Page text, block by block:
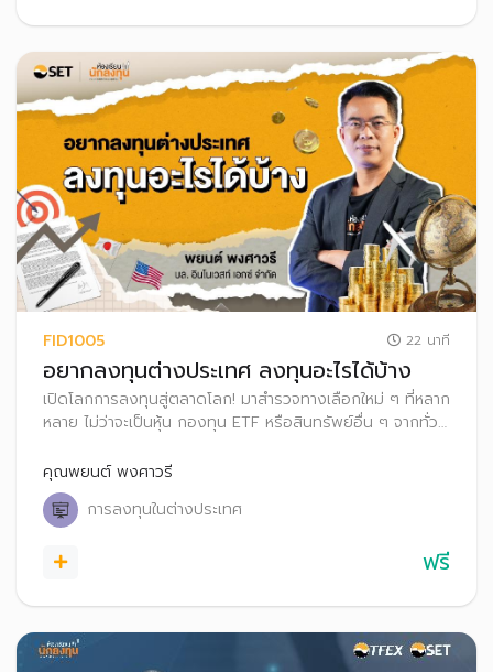
FID1005 22 นาที
อยากลงทุนต่างประเทศ ลงทุนอะไรได้บ้าง
เปิดโลกการลงทุนสู่ตลาดโลก! มาสำรวจทางเลือกใหม่ ๆ ที่หลาก
หลาย ไม่ว่าจะเป็นหุ้น กองทุน ETF หรือสินทรัพย์อื่น ๆ จากทั่ว
พอร์ตลงทุนที่แข็งแกร่งและหลากหลาย พร้อมรับมือกับทุกความ
ท้าทายในตลาดโลก
คุณพยนต์ พงศาวรี
การลงทุนในต่างประเทศ
ฟรี